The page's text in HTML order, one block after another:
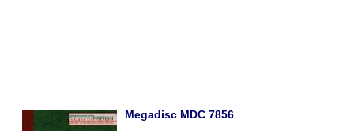
Megadisc MDC 7856